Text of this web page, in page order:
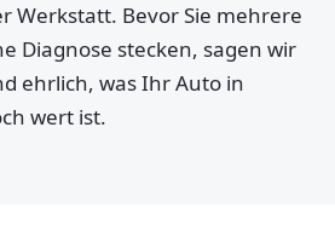
Werkstatt. Bevor Sie mehrere
Diagnose stecken, sagen wir
ehrlich, was Ihr Auto in
wert ist.